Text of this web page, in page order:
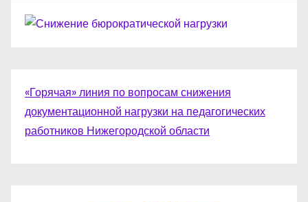
«Горячая» линия по вопросам снижения
документационной нагрузки на педагогических
работников Нижегородской области